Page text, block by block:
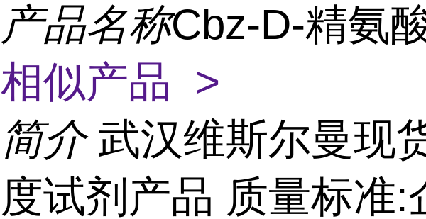
产品名称Cbz-D-精氨
相似产品 >
简介 武汉维斯尔曼现
度试剂产品 质量标准: